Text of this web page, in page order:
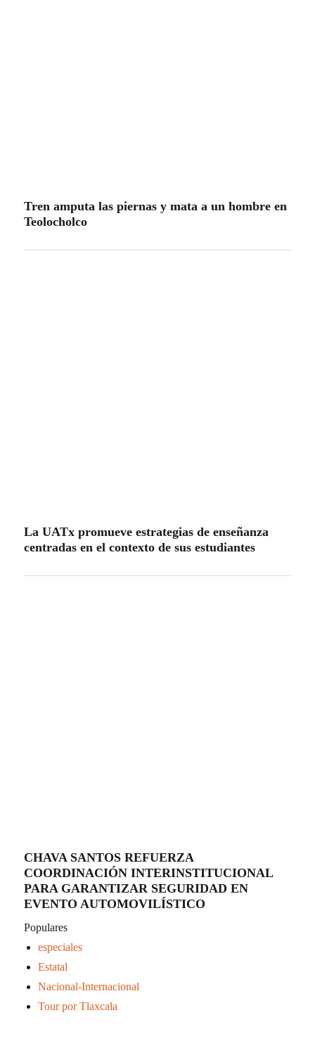
Tren amputa las piernas y mata a un hombre en
Teolocholco
La UATx promueve estrategias de enseñanza
centradas en el contexto de sus estudiantes
CHAVA SANTOS REFUERZA
COORDINACIÓN INTERINSTITUCIONAL
PARA GARANTIZAR SEGURIDAD EN
EVENTO AUTOMOVILÍSTICO
Populares
especiales
Estatal
Nacional-Internacional
Tour por Tlaxcala